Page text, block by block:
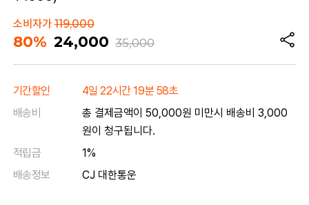
소비자가119,000
80% 24,000 35,000
기간할인
4일 22시간 19분 58초
배송비
총 결제금액이 50,000원 미만시 배송비 3,000
원이 청구됩니다.
적립금
1%
배송정보
CJ 대한통운